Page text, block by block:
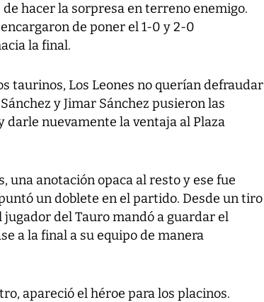
hacer la sorpresa en terreno enemigo.
de poner el 1-0 y 2-0
la final.
taurinos, Los Leones no querían defraudar
y Jimar Sánchez pusieron las
darle nuevamente la ventaja al Plaza
una anotación opaca al resto y ese fue
un doblete en el partido. Desde un tiro
del Tauro mandó a guardar el
a la final a su equipo de manera
apareció el héroe para los placinos.